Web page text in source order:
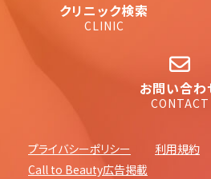
クリニック検索
CLINIC
お問い合わ
CONTACT
プライバシーポリシー 利用規約
Call to Beauty広告掲載